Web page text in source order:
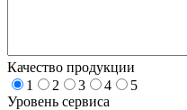
Качество продукции
1
2 3 4
5
Уровень сервиса